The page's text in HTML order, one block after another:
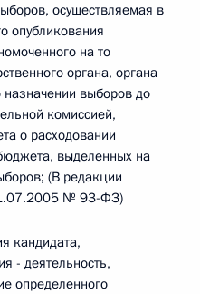
осуществляемая в
опубликования
на то
органа, органа
назначении выборов до
комиссией,
о расходовании
выделенных на
(В редакции
№ 93-ФЗ)
кандидата,
- деятельность,
определенного